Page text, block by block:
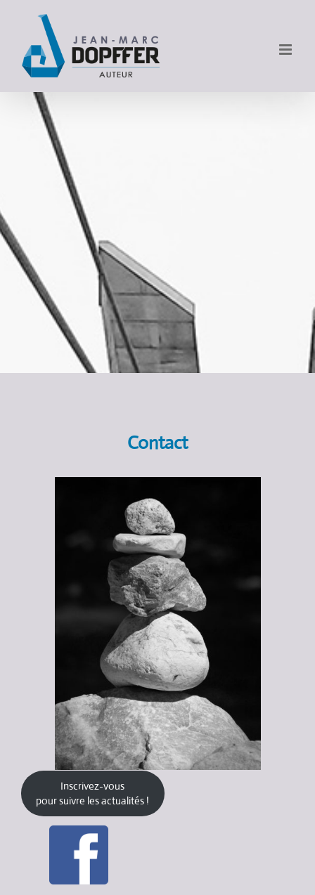
Contact
Inscrivez-vous
pour suivre les actualités !